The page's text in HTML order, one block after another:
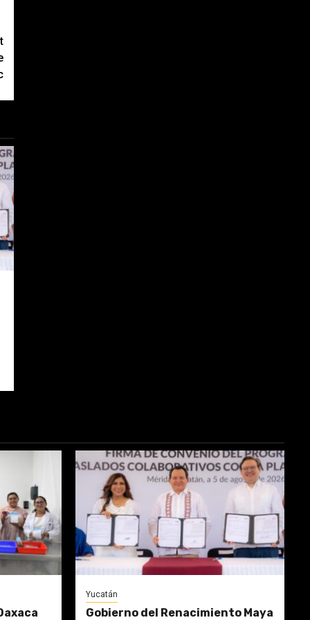
Yucatán
Gobierno del Renacimiento Maya